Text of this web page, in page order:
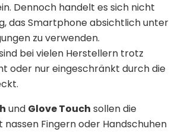
Dennoch handelt es sich nicht
das Smartphone absichtlich unter
zu verwenden.
bei vielen Herstellern trotz
oder nur eingeschränkt durch die
und Glove Touch sollen die
nassen Fingern oder Handschuhen